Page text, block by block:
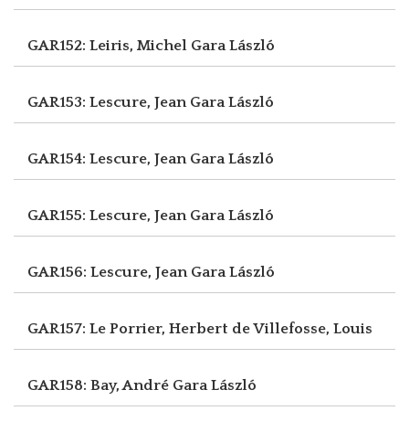
GAR152: Leiris, Michel Gara László
GAR153: Lescure, Jean Gara László
GAR154: Lescure, Jean Gara László
GAR155: Lescure, Jean Gara László
GAR156: Lescure, Jean Gara László
GAR157: Le Porrier, Herbert de Villefosse, Louis
GAR158: Bay, André Gara László